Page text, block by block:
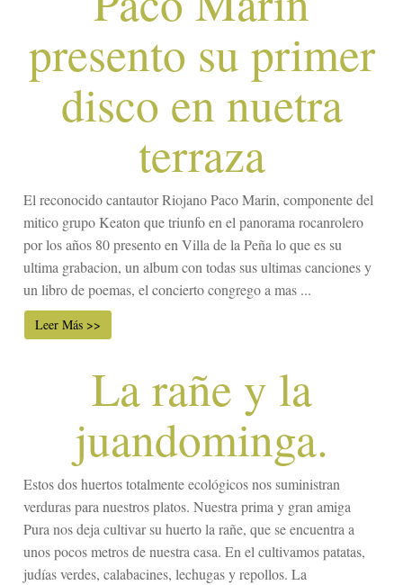
presento su primer
disco en nuetra
terraza
El reconocido cantautor Riojano Paco Marin, componente del
mitico grupo Keaton que triunfo en el panorama rocanrolero
por los años 80 presento en Villa de la Peña lo que es su
ultima grabacion, un album con todas sus ultimas canciones y
un libro de poemas, el concierto congrego a mas ...
Leer Más >>
La rañe y la
juandominga.
Estos dos huertos totalmente ecológicos nos suministran
verduras para nuestros platos. Nuestra prima y gran amiga
Pura nos deja cultivar su huerto la rañe, que se encuentra a
unos pocos metros de nuestra casa. En el cultivamos patatas,
judías verdes, calabacines, lechugas y repollos. La